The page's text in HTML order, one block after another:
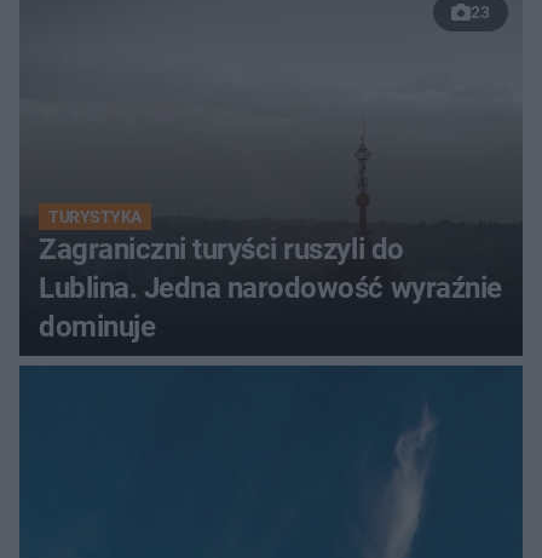
23
TURYSTYKA
Zagraniczni turyści ruszyli do
Lublina. Jedna narodowość wyraźnie
dominuje